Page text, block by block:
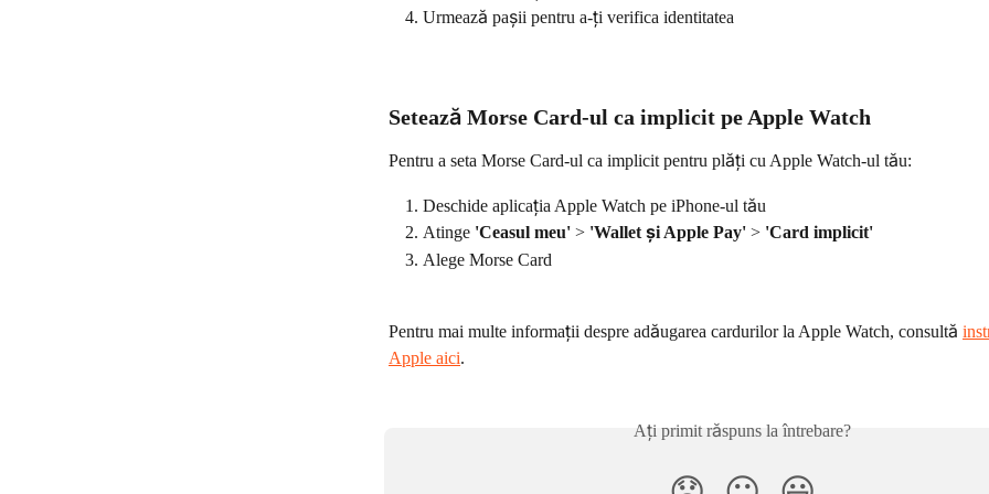
Urmează pașii pentru a-ți verifica identitatea
Setează Morse Card-ul ca implicit pe Apple Watch
Pentru a seta Morse Card-ul ca implicit pentru plăți cu Apple Watch-ul tău:
Deschide aplicația Apple Watch pe iPhone-ul tău
Atinge 'Ceasul meu' > 'Wallet și Apple Pay' > 'Card implicit'
Alege Morse Card
Pentru mai multe informații despre adăugarea cardurilor la Apple Watch, consultă
Apple aici.
Ați primit răspuns la întrebare?